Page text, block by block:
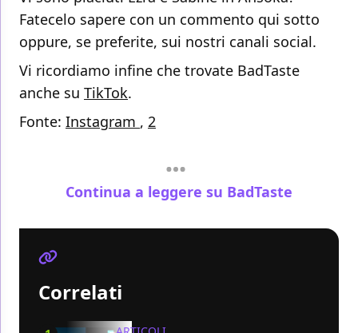
Fatecelo sapere con un commento qui sotto
oppure, se preferite, sui nostri canali social.
Vi ricordiamo infine che trovate BadTaste
anche su TikTok.
Fonte: Instagram , 2
Continua a leggere su BadTaste
Correlati